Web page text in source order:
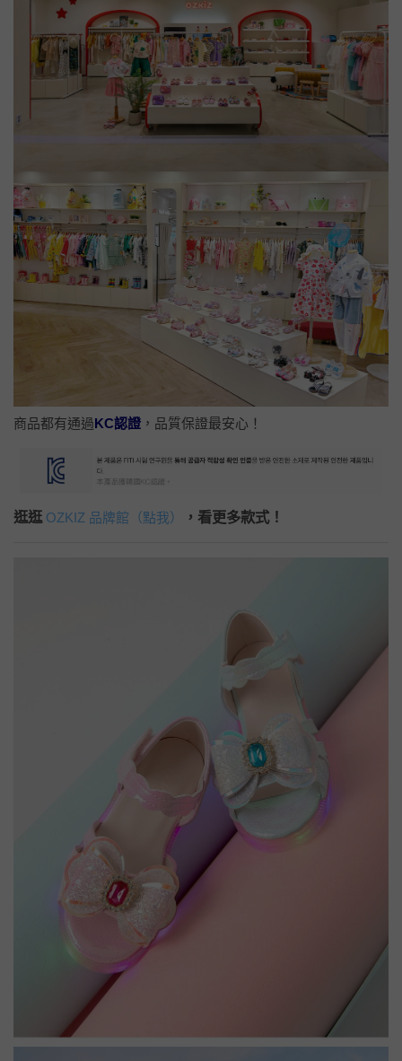
商品都有通過KC認證 ，品質保證最安心！
逛逛 OZKIZ 品牌館（點我） ，看更多款式！